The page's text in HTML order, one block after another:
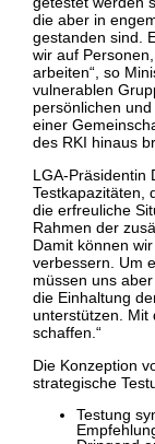
die aber in
gestanden sind.
wir auf
arbeiten“, so
vulnerablen
persönlichen
einer
des RKI hinaus
LGA-Präsidentin
Testkapazitäten,
die erfreuliche
Rahmen der
Damit können
verbessern. Um
müssen uns
die Einhaltung
unterstützen. Mit
schaffen.“
Die Konzeption
strategische
Testung